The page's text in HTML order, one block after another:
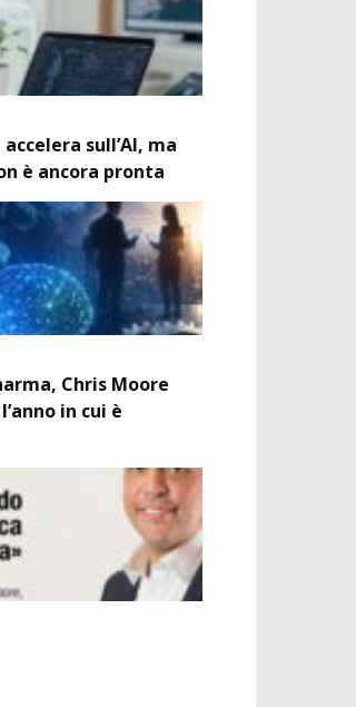
sull’AI, ma
è ancora pronta
Chris Moore
in cui è